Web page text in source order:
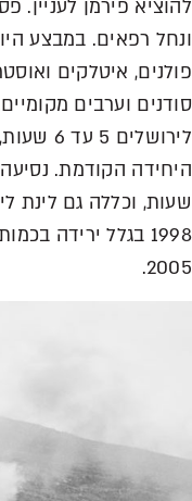
להוציא פירמן לעניין.
ונחל רפאים. במבצע
פולנים, איטלקים
סודנים וערבים
היחידה הקודמת.
שעות, וכללה גם לינת
1998 בגלל ירידה
2005.